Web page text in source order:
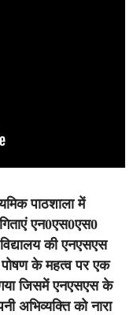
पाठशाला में
एन0एस0एस0
की एनएसएस
में पोषण के महत्व पर एक
जिसमें एनएसएस के
अभिव्यक्ति को नारा